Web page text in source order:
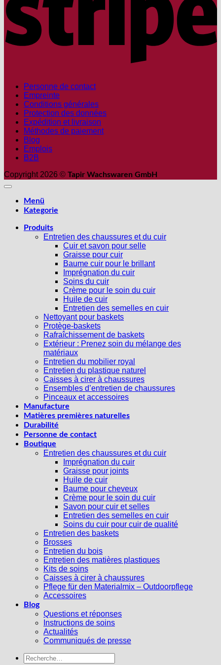
Personne de contact
Empreinte
Conditions générales
Protection des données
Expédition et livraison
Méthodes de paiement
Blog
Emplois
B2B
Copyright 2026 © Tapir Wachswaren GmbH
Menü
Kategorie
Produits
Entretien des chaussures et du cuir
Cuir et savon pour selle
Graisse pour cuir
Baume cuir pour le brillant
Imprégnation du cuir
Soins du cuir
Crème pour le soin du cuir
Huile de cuir
Entretien des semelles en cuir
Nettoyant pour baskets
Protège-baskets
Rafraîchissement de baskets
Extérieur : Prenez soin du mélange des
matériaux
Entretien du mobilier royal
Entretien du plastique naturel
Caisses à cirer à chaussures
Ensembles d’entretien de chaussures
Pinceaux et accessoires
Manufacture
Matières premières naturelles
Durabilité
Personne de contact
Boutique
Entretien des chaussures et du cuir
Imprégnation du cuir
Graisse pour joints
Huile de cuir
Baume pour cheveux
Crème pour le soin du cuir
Savon pour cuir et selles
Entretien des semelles en cuir
Soins du cuir pour cuir de qualité
Entretien des baskets
Brosses
Entretien du bois
Entretien des matières plastiques
Kits de soins
Caisses à cirer à chaussures
Pflege für den Materialmix – Outdoorpflege
Accessoires
Blog
Questions et réponses
Instructions de soins
Actualités
Communiqués de presse
Recherche